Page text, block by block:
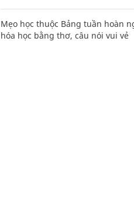
Mẹo học thuộc Bảng tuần hoàn
hóa học bằng thơ, câu nói vui vẻ